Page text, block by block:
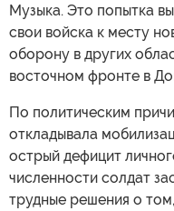
Музыка. Это попытка
свои войска к месту
оборону в других
восточном фронте в
По политическим
откладывала
острый дефицит
численности солдат
трудные решения о